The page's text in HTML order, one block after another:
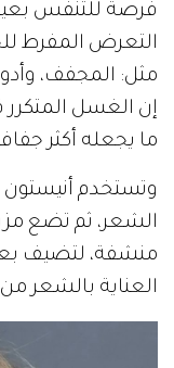
فرصة للتنفس
التعرض المفرط
مثل: المجفف،
إن الغسل المتكرر
ما يجعله أكثر
وتستخدم
الشعر، ثم تضع
منشفة، لتضيف
العناية بالشعر